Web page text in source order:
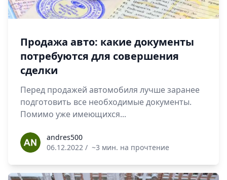
Продажа авто: какие документы
потребуются для совершения
сделки
Перед продажей автомобиля лучше заранее
подготовить все необходимые документы.
Помимо уже имеющихся...
andres500andres500
06.12.2022 / ~3 мин. на прочтение